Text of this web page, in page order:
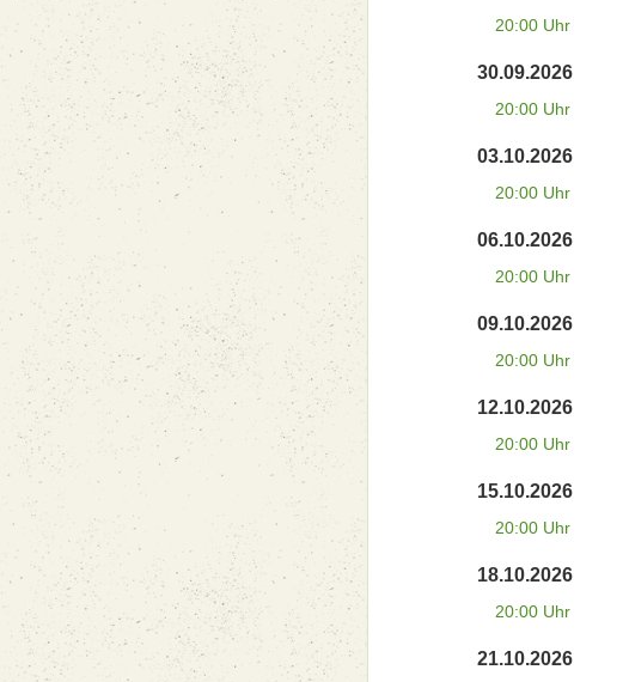
20:00 Uhr
30.09.2026
20:00 Uhr
03.10.2026
20:00 Uhr
06.10.2026
20:00 Uhr
09.10.2026
20:00 Uhr
12.10.2026
20:00 Uhr
15.10.2026
20:00 Uhr
18.10.2026
20:00 Uhr
21.10.2026